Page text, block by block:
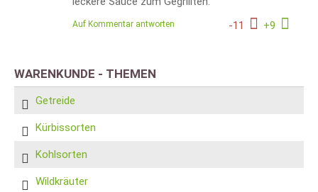
-11 +9
Auf Kommentar antworten
WARENKUNDE - THEMEN
Getreide
Kürbissorten
Kohlsorten
Wildkräuter